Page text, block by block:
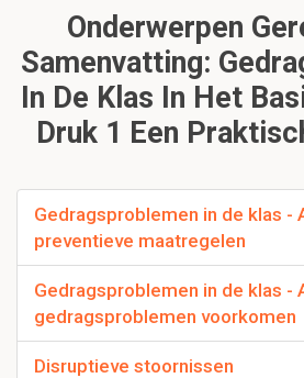
Onderwerpen
Samenvatting:
In De Klas In Het
Druk 1 Een
Gedragsproblemen in de klas -
preventieve maatregelen
Gedragsproblemen in de klas -
gedragsproblemen voorkomen
Disruptieve stoornissen